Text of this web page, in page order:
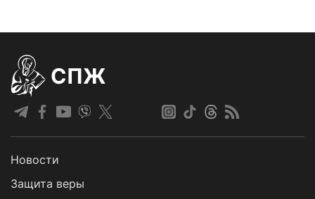
СПЖ
Новости
Защита веры